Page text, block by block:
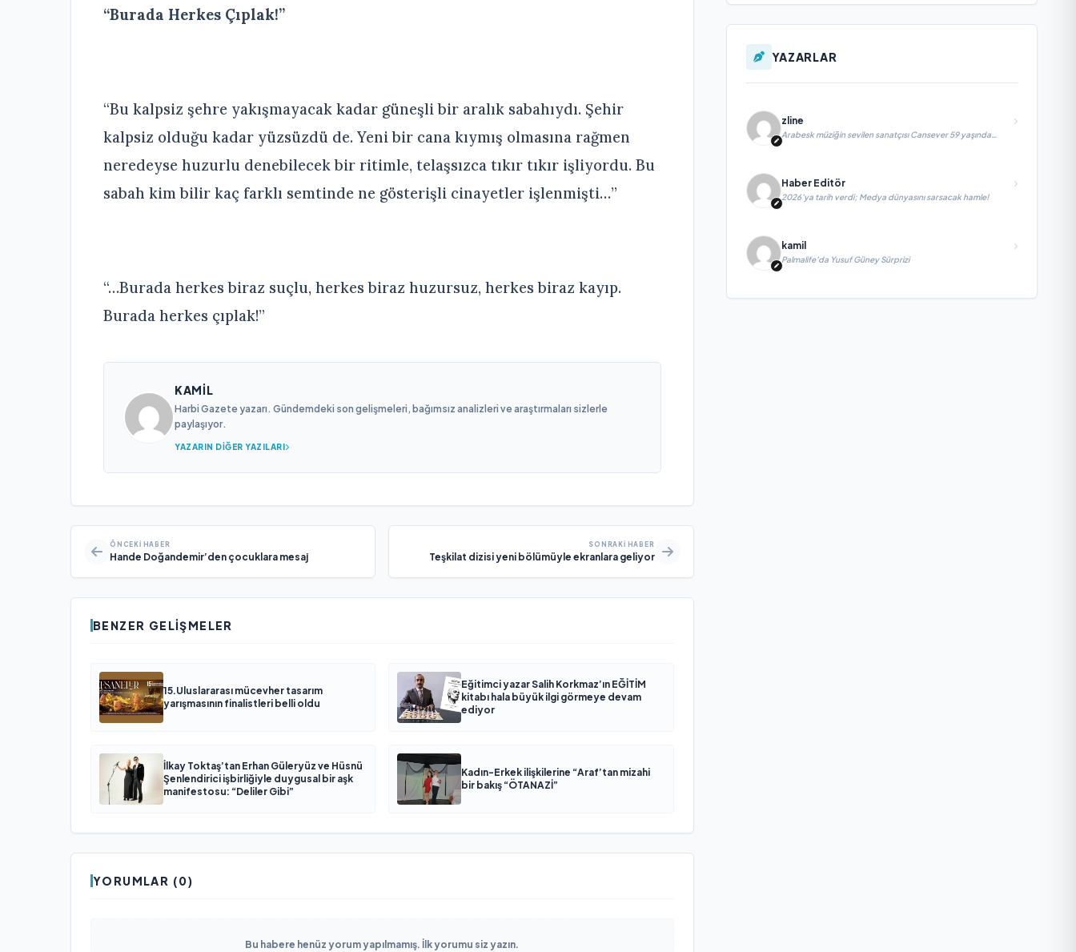
“Burada Herkes Çıplak!”
“Bu kalpsiz şehre yakışmayacak kadar güneşli bir aralık sabahıydı. Şehir
kalpsiz olduğu kadar yüzsüzdü de. Yeni bir cana kıymış olmasına rağmen
neredeyse huzurlu denebilecek bir ritimle, telaşsızca tıkır tıkır işliyordu. Bu
sabah kim bilir kaç farklı semtinde ne gösterişli cinayetler işlenmişti…”
“…Burada herkes biraz suçlu, herkes biraz huzursuz, herkes biraz kayıp.
Burada herkes çıplak!”
KAMIL
Harbi Gazete yazarı. Gündemdeki son gelişmeleri, bağımsız analizleri ve araştırmaları sizlerle
paylaşıyor.
YAZARIN DIĞER YAZILARI
ÖNCEKI HABER
Hande Doğandemir’den çocuklara mesaj
SONRAKI HABER
Teşkilat dizisi yeni bölümüyle ekranlara geliyor
BENZER GELIŞMELER
15.Uluslararası mücevher tasarım
yarışmasının finalistleri belli oldu
Eğitimci yazar Salih Korkmaz’ın EĞİTİM
kitabı hala büyük ilgi görmeye devam
ediyor
İlkay Toktaş’tan Erhan Güleryüz ve Hüsnü
Şenlendirici işbirliğiyle duygusal bir aşk
manifestosu: “Deliler Gibi”
Kadın-Erkek ilişkilerine “Araf’tan mizahi
bir bakış “ÖTANAZİ”
YORUMLAR (0)
Bu habere henüz yorum yapılmamış. İlk yorumu siz yazın.
YAZARLAR
zline
Arabesk müziğin sevilen sanatçısı Cansever 59 yaşında
yaşamını yitirdi
Haber Editör
2026’ya tarih verdi; Medya dünyasını sarsacak hamle!
kamil
Palmalife’da Yusuf Güney Sürprizi